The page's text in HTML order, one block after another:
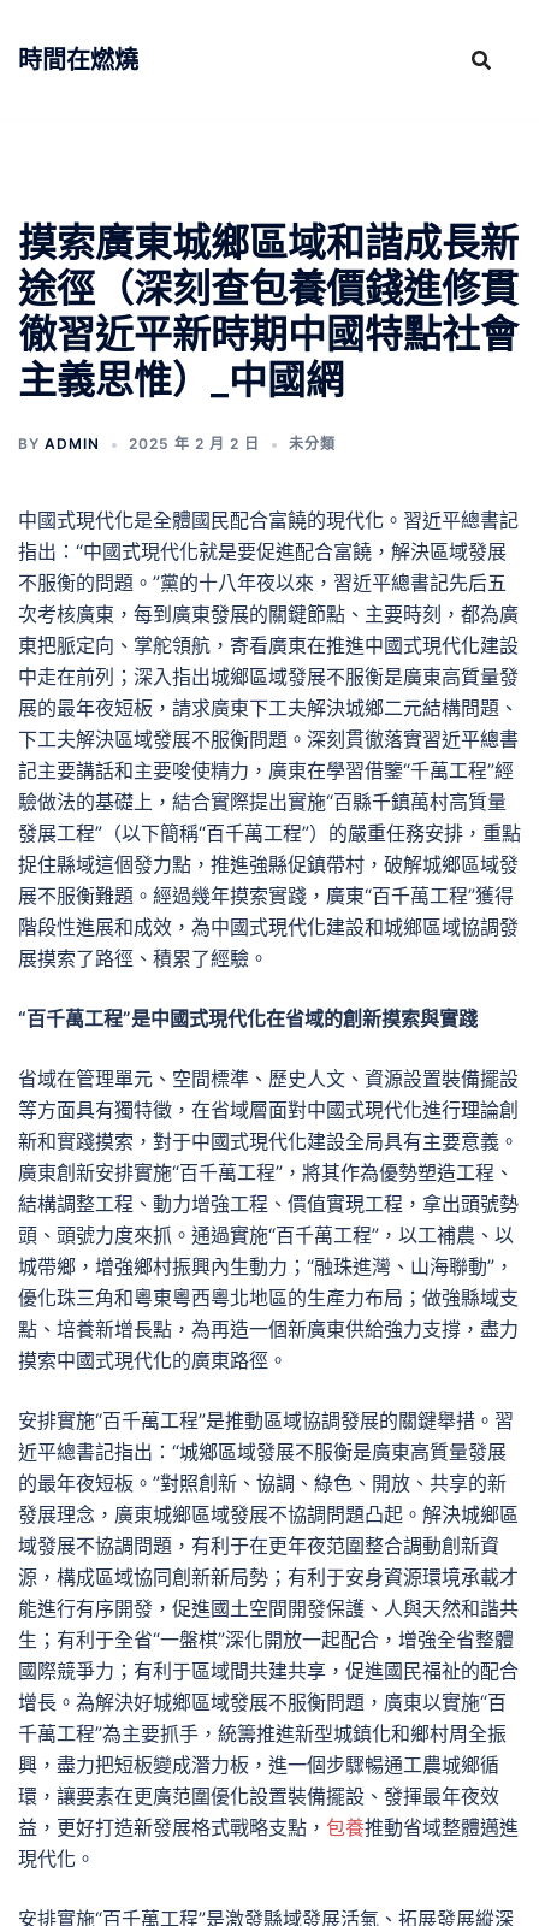
時間在燃燒
摸索廣東城鄉區域和諧成長新
途徑（深刻查包養價錢進修貫
徹習近平新時期中國特點社會
主義思惟）_中國網
BY ADMIN 2025 年 2 月 2 日 未分類
中國式現代化是全體國民配合富饒的現代化。習近平總書記
指出：“中國式現代化就是要促進配合富饒，解決區域發展
不服衡的問題。”黨的十八年夜以來，習近平總書記先后五
次考核廣東，每到廣東發展的關鍵節點、主要時刻，都為廣
東把脈定向、掌舵領航，寄看廣東在推進中國式現代化建設
中走在前列；深入指出城鄉區域發展不服衡是廣東高質量發
展的最年夜短板，請求廣東下工夫解決城鄉二元結構問題、
下工夫解決區域發展不服衡問題。深刻貫徹落實習近平總書
記主要講話和主要唆使精力，廣東在學習借鑒“千萬工程”經
驗做法的基礎上，結合實際提出實施“百縣千鎮萬村高質量
發展工程”（以下簡稱“百千萬工程”）的嚴重任務安排，重點
捉住縣域這個發力點，推進強縣促鎮帶村，破解城鄉區域發
展不服衡難題。經過幾年摸索實踐，廣東“百千萬工程”獲得
階段性進展和成效，為中國式現代化建設和城鄉區域協調發
展摸索了路徑、積累了經驗。
“百千萬工程”是中國式現代化在省域的創新摸索與實踐
省域在管理單元、空間標準、歷史人文、資源設置裝備擺設
等方面具有獨特徵，在省域層面對中國式現代化進行理論創
新和實踐摸索，對于中國式現代化建設全局具有主要意義。
廣東創新安排實施“百千萬工程”，將其作為優勢塑造工程、
結構調整工程、動力增強工程、價值實現工程，拿出頭號勢
頭、頭號力度來抓。通過實施“百千萬工程”，以工補農、以
城帶鄉，增強鄉村振興內生動力；“融珠進灣、山海聯動”，
優化珠三角和粵東粵西粵北地區的生產力布局；做強縣域支
點、培養新增長點，為再造一個新廣東供給強力支撐，盡力
摸索中國式現代化的廣東路徑。
安排實施“百千萬工程”是推動區域協調發展的關鍵舉措。習
近平總書記指出：“城鄉區域發展不服衡是廣東高質量發展
的最年夜短板。”對照創新、協調、綠色、開放、共享的新
發展理念，廣東城鄉區域發展不協調問題凸起。解決城鄉區
域發展不協調問題，有利于在更年夜范圍整合調動創新資
源，構成區域協同創新新局勢；有利于安身資源環境承載才
能進行有序開發，促進國土空間開發保護、人與天然和諧共
生；有利于全省“一盤棋”深化開放一起配合，增強全省整體
國際競爭力；有利于區域間共建共享，促進國民福祉的配合
增長。為解決好城鄉區域發展不服衡問題，廣東以實施“百
千萬工程”為主要抓手，統籌推進新型城鎮化和鄉村周全振
興，盡力把短板變成潛力板，進一個步驟暢通工農城鄉循
環，讓要素在更廣范圍優化設置裝備擺設、發揮最年夜效
益，更好打造新發展格式戰略支點， 包養推動省域整體邁進
現代化。
安排實施“百千萬工程”是激發縣域發展活氣、拓展發展縱深